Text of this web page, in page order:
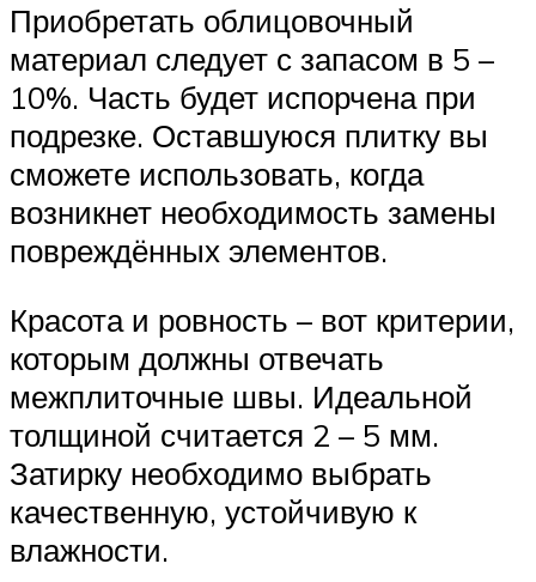
Приобретать облицовочный
материал следует с запасом в 5 –
10%. Часть будет испорчена при
подрезке. Оставшуюся плитку вы
сможете использовать, когда
возникнет необходимость замены
повреждённых элементов.
Красота и ровность – вот критерии,
которым должны отвечать
межплиточные швы. Идеальной
толщиной считается 2 – 5 мм.
Затирку необходимо выбрать
качественную, устойчивую к
влажности.